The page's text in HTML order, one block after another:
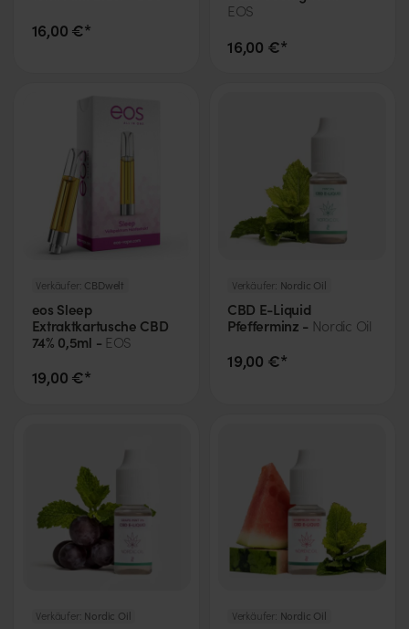
16,00 €*
EOS
16,00 €*
Verkäufer: CBDwelt
eos Sleep
Extraktkartusche CBD
74% 0,5ml - EOS
19,00 €*
Verkäufer: Nordic Oil
CBD E-Liquid
Pfefferminz - Nordic Oil
19,00 €*
Verkäufer: Nordic Oil Verkäufer: Nordic Oil